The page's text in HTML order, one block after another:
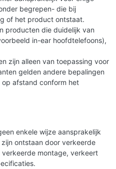
begrepen- die bij
of het product ontstaat.
producten die duidelijk van
in-ear hoofdtelefoons),
zijn alleen van toepassing voor
gelden andere bepalingen
afstand conform het
enkele wijze aansprakelijk
ontstaan door verkeerde
montage, verkeert